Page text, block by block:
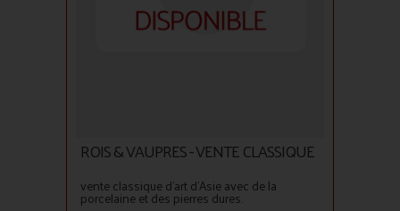
ROIS & VAUPRES - VENTE CLASSIQUE
vente classique d'art d'Asie avec de la
porcelaine et des pierres dures.